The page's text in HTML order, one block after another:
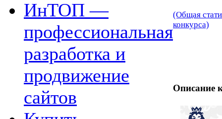
ИнТОП —
профессиональная
разработка и
продвижение
сайтов
(Общая
конкурса)
Описание